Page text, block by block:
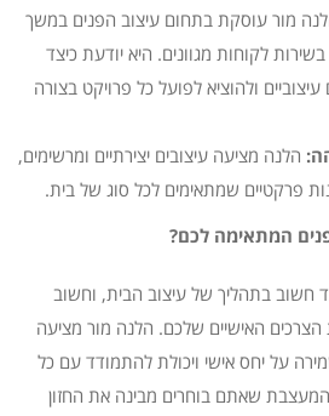
מור עוסקת בתחום עיצוב הפנים במשך
לקוחות מגוונים. היא יודעת כיצד
ולהוציא לפועל כל פרויקט בצורה
הלנה מציעה עיצובים יצירתיים ומרשימים,
פרקטיים שמתאימים לכל סוג של בית.
המתאימה לכם?
חשוב בתהליך של עיצוב הבית, וחשוב
האישיים שלכם. הלנה מור מציעה
על יחס אישי ויכולת להתמודד עם כל
שאתם בוחרים מבינה את החזון